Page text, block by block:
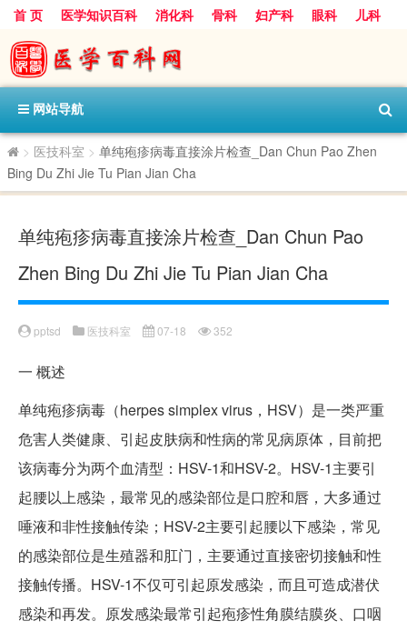
首 页 医学知识百科 消化科 骨科 妇产科 眼科
儿科
心血管病科
呼吸科 神经科
内分泌科
口腔科
网站导航
> 医技科室 > 单纯疱疹病毒直接涂片检查_Dan Chun Pao Zhen
Bing Du Zhi Jie Tu Pian Jian Cha
单纯疱疹病毒直接涂片检查_Dan Chun Pao
Zhen Bing Du Zhi Jie Tu Pian Jian Cha
pptsd 医技科室 07-18 352
一 概述
单纯疱疹病毒（herpes simplex virus，HSV）是一类严重
危害人类健康、引起皮肤病和性病的常见病原体，目前把
该病毒分为两个血清型：HSV-1和HSV-2。HSV-1主要引
起腰以上感染，最常见的感染部位是口腔和唇，大多通过
唾液和非性接触传染；HSV-2主要引起腰以下感染，常见
的感染部位是生殖器和肛门，主要通过直接密切接触和性
接触传播。HSV-1不仅可引起原发感染，而且可造成潜伏
感染和再发。原发感染最常引起疱疹性角膜结膜炎、口咽